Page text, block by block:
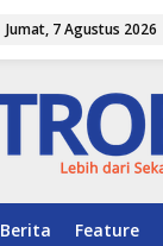
Jumat, 7 Agustus 2026
Berita Feature